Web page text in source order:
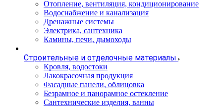
Отопление, вентиляция, кондиционирование
Водоснабжение и канализация
Дренажные системы
Электрика, сантехника
Камины, печи, дымоходы
Строительные и отделочные материалы
Кровля, водостоки
Лакокрасочная продукция
Фасадные панели, облицовка
Безрамное и панорамное остекление
Сантехнические изделия, ванны